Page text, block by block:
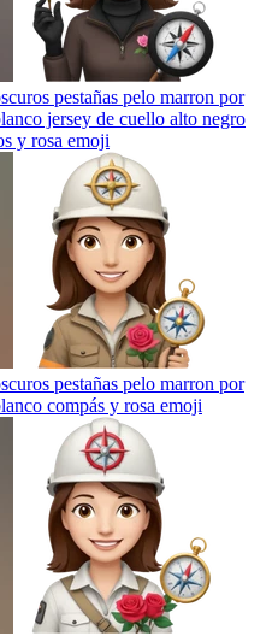
pestañas pelo marron por
jersey de cuello alto negro
y rosa emoji
pestañas pelo marron por
compás y rosa emoji